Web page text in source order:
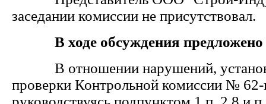
заседании комиссии не присутствовал.
В ходе обсуждения
В отношении нарушений,
проверки Контрольной комиссии №